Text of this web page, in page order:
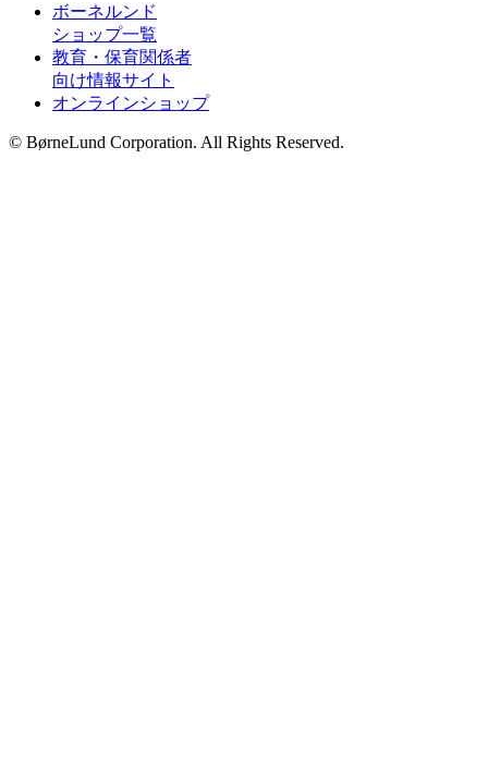
ボーネルンド
ショップ一覧
教育・保育関係者
向け情報サイト
オンラインショップ
© BørneLund Corporation. All Rights Reserved.